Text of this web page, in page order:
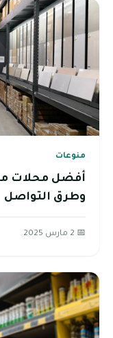
منوعات
أفضل محلات
وطرق التواصل
📅 2 مارس 2025